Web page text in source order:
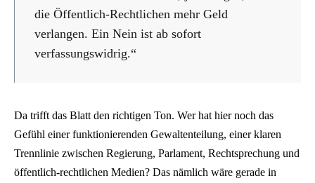
die Öffentlich-Rechtlichen mehr Geld
verlangen. Ein Nein ist ab sofort
verfassungswidrig.“
Da trifft das Blatt den richtigen Ton. Wer hat hier noch das
Gefühl einer funktionierenden Gewaltenteilung, einer klaren
Trennlinie zwischen Regierung, Parlament, Rechtsprechung und
öffentlich-rechtlichen Medien? Das nämlich wäre gerade in